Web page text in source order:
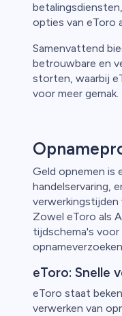
opties van eToro
Samenvattend
betrouwbare en
storten, waarbij
voor meer gemak.
Geld opnemen is
handelservaring,
verwerkingstijden
Zowel eToro als
tijdschema's
eToro: Snelle
eToro staat
verwerken van